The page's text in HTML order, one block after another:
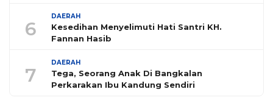
6
DAERAH
Kesedihan Menyelimuti Hati Santri KH.
Fannan Hasib
7
DAERAH
Tega, Seorang Anak Di Bangkalan
Perkarakan Ibu Kandung Sendiri